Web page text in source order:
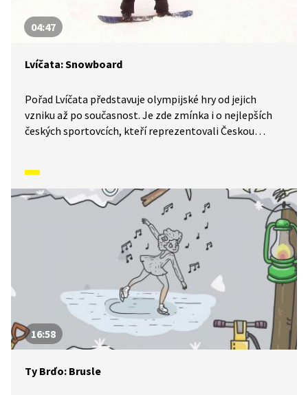
04:47
Lvíčata: Snowboard
Pořad Lvíčata představuje olympijské hry od jejich
vzniku až po současnost. Je zde zmínka i o nejlepších
českých sportovcích, kteří reprezentovali Českou
16:58
Ty Brďo: Brusle